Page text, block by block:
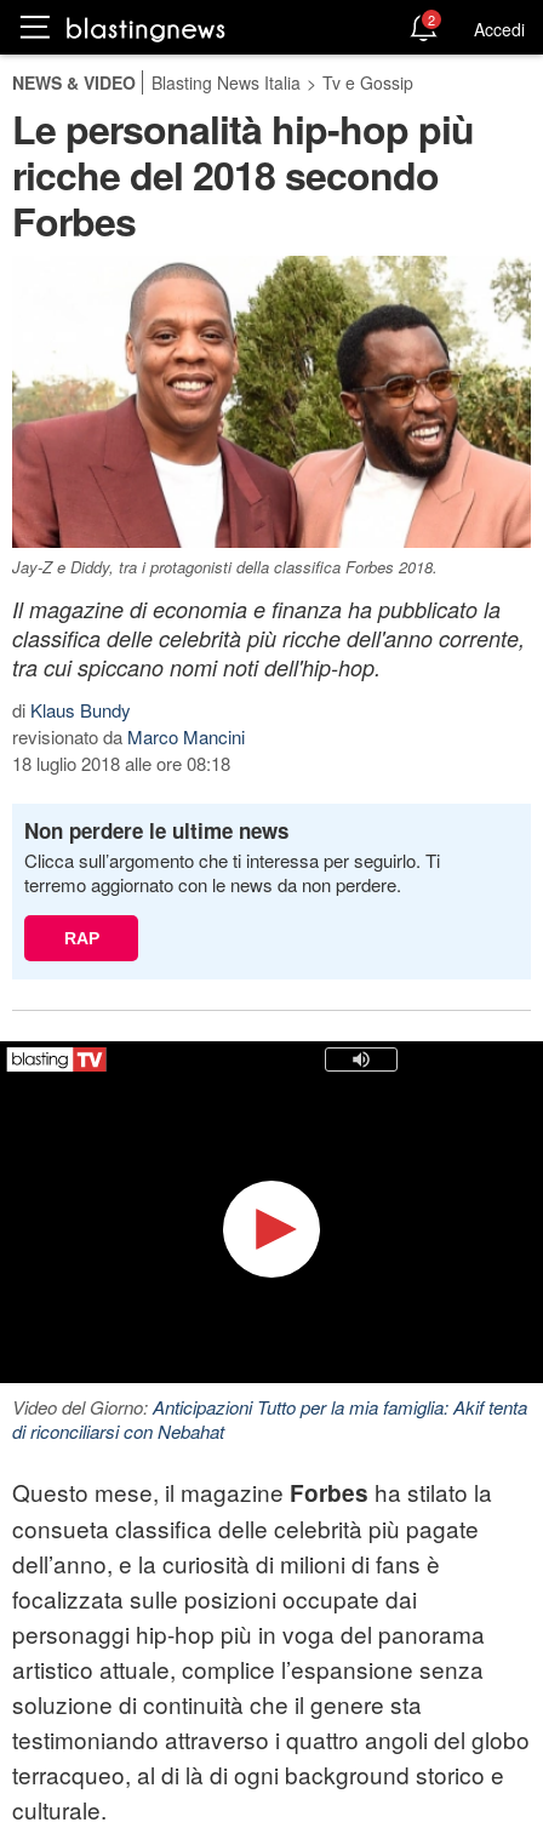
2 Accedi
NEWS & VIDEO Blasting News Italia > Tv e Gossip
Le personalità hip-hop più
ricche del 2018 secondo
Forbes
Jay-Z e Diddy, tra i protagonisti della classifica Forbes 2018.
Il magazine di economia e finanza ha pubblicato la
classifica delle celebrità più ricche dell'anno corrente,
tra cui spiccano nomi noti dell'hip-hop.
di Klaus Bundy
revisionato da Marco Mancini
18 luglio 2018 alle ore 08:18
Non perdere le ultime news
Clicca sull’argomento che ti interessa per seguirlo. Ti
terremo aggiornato con le news da non perdere.
RAP
Video del Giorno:Anticipazioni Tutto per la mia famiglia: Akif tenta
di riconciliarsi con Nebahat
Questo mese, il magazine Forbes ha stilato la
consueta classifica delle celebrità più pagate
dell’anno, e la curiosità di milioni di fans è
focalizzata sulle posizioni occupate dai
personaggi hip-hop più in voga del panorama
artistico attuale, complice l’espansione senza
soluzione di continuità che il genere sta
testimoniando attraverso i quattro angoli del globo
terracqueo, al di là di ogni background storico e
culturale.